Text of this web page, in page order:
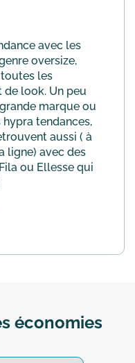
avec les
oversize,
les
look. Un peu
marque ou
tendances,
aussi ( à
ligne) avec des
ou Ellesse qui
économies